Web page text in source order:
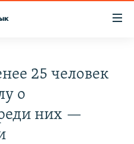
25 человек
о
них —